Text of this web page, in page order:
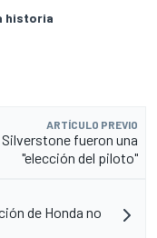
historia
ARTÍCULO PREVIO
fueron una
"elección del piloto"
de Honda no